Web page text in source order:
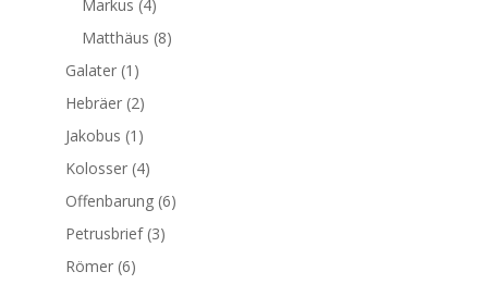
Markus (4)
Matthäus (8)
Galater(1)
Hebräer(2)
Jakobus (1)
Kolosser(4)
Offenbarung(6)
Petrusbrief(3)
Römer(6)